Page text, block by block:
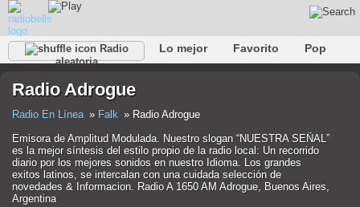
Radio
aleatoria
Lo mejor Favorito
Pop
Rap
Trans Falk
Radio Adrogue
Radio En Línea Falk
Radio Adrogue
Emisora de Amplitud Modulada. Nuestro slogan “NUESTRA SEÑAL”
es la mejor síntesis del estilo propio de la radio local: Un recorrido
diario por los mejores sonidos en nuestro Idioma. Los grandes
exitos latinos, se intercalan con una cuidada selección de
novedades & Informacion. Radio A 1650 AM Adrogue, Buenos Aires,
Argentina